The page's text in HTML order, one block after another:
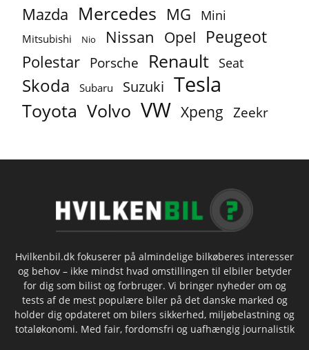
Mazda Mercedes MG Mini
Mitsubishi Nio Nissan Opel Peugeot
Polestar Porsche Renault Seat
Skoda Subaru Suzuki Tesla
Toyota Volvo VW Xpeng Zeekr
Hvilkenbil.dk fokuserer på almindelige bilkøberes interesser
og behov – ikke mindst hvad omstillingen til elbiler betyder
for dig som bilist og forbruger. Vi bringer nyheder om og
tests af de mest populære biler på det danske marked og
holder dig opdateret om bilers sikkerhed, miljøbelastning og
totaløkonomi. Med fair, fordomsfri og uafhængig journalistik